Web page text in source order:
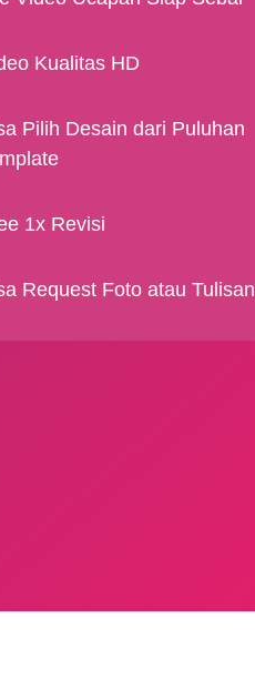
Kualitas HD
Pilih Desain dari Puluhan
1x Revisi
Request Foto atau Tulisan